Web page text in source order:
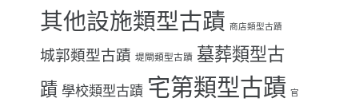
其他設施類型古蹟 商店類型古蹟
城郭類型古蹟 堤閘類型古蹟 墓葬類型古
蹟 學校類型古蹟 宅第類型古蹟 官